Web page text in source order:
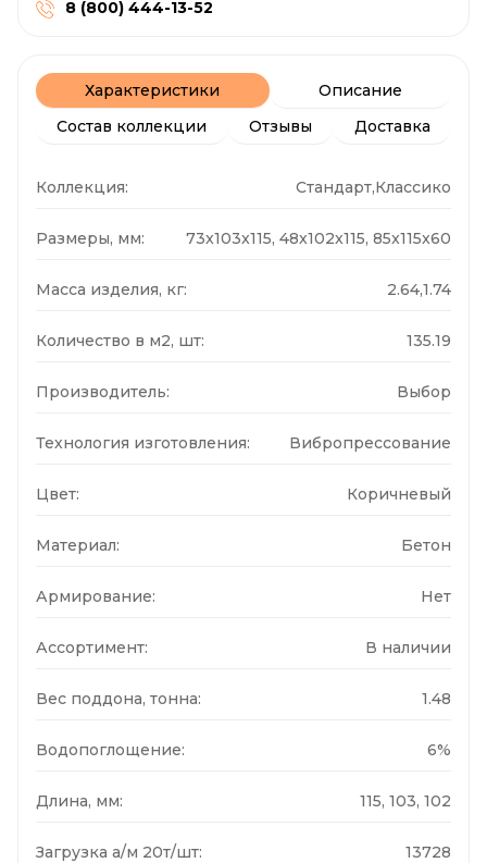
8 (800) 444-13-52
Характеристики
Описание
Состав коллекции
Отзывы Доставка
Коллекция: Стандарт,Классико
Размеры, мм: 73x103x115, 48x102x115, 85x115x60
Масса изделия, кг: 2.64,1.74
Количество в м2, шт: 135.19
Производитель: Выбор
Технология изготовления: Вибропрессование
Цвет: Коричневый
Материал: Бетон
Армирование: Нет
Ассортимент: В наличии
Вес поддона, тонна: 1.48
Водопоглощение: 6%
Длина, мм: 115, 103, 102
Загрузка а/м 20т/шт: 13728